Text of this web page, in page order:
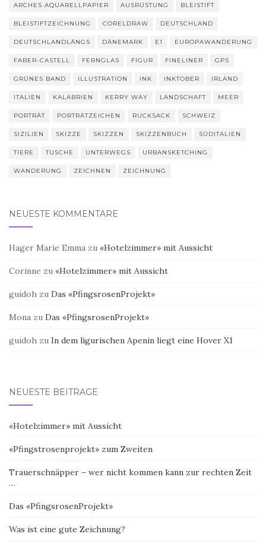
ARCHES AQUARELLPAPIER AUSRÜSTUNG BLEISTIFT
BLEISTIFTZEICHNUNG CORELDRAW DEUTSCHLAND
DEUTSCHLANDLÄNGS DÄNEMARK E1 EUROPAWANDERUNG
FABER-CASTELL FERNGLAS FIGUR FINELINER GPS
GRÜNES BAND ILLUSTRATION INK INKTOBER IRLAND
ITALIEN KALABRIEN KERRY WAY LANDSCHAFT MEER
PORTRÄT PORTRÄTZEICHEN RUCKSACK SCHWEIZ
SIZILIEN SKIZZE SKIZZEN SKIZZENBUCH SÜDITALIEN
TIERE TUSCHE UNTERWEGS URBANSKETCHING
WANDERUNG ZEICHNEN ZEICHNUNG
NEUESTE KOMMENTARE
Hager Marie Emma zu «Hotelzimmer» mit Aussicht
Corinne zu «Hotelzimmer» mit Aussicht
guidoh zu Das «PfingsrosenProjekt»
Mona zu Das «PfingsrosenProjekt»
guidoh zu In dem ligurischen Apenin liegt eine Hover X1
NEUESTE BEITRÄGE
«Hotelzimmer» mit Aussicht
«Pfingstrosenprojekt» zum Zweiten
Trauerschnäpper – wer nicht kommen kann zur rechten Zeit
…
Das «PfingsrosenProjekt»
Was ist eine gute Zeichnung?